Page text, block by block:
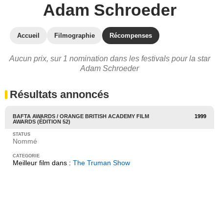
Adam Schroeder
Accueil Filmographie Récompenses
Aucun prix, sur 1 nomination dans les festivals pour la star
Adam Schroeder
Résultats annoncés
BAFTA AWARDS / ORANGE BRITISH ACADEMY FILM
AWARDS (ÉDITION 52)
1999
Nommé
Meilleur film dans : The Truman Show